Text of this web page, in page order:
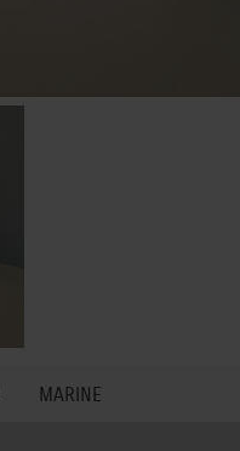
MARINE